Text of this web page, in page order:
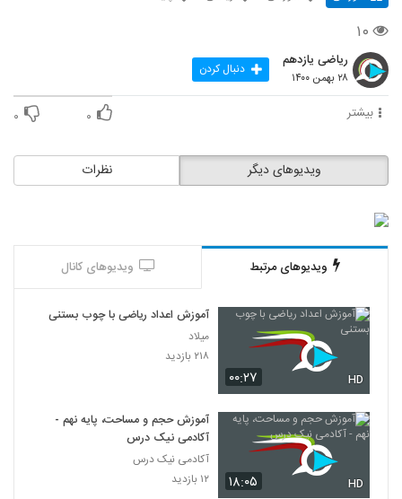
۱۰
ریاضی یازدهم
۲۸ بهمن ۱۴۰۰ دنبال کردن
بیشتر ۰ ۰
نظرات ویدیوهای دیگر
ویدیوهای مرتبط ویدیوهای کانال
۰۰:۲۷ HD
آموزش اعداد ریاضی با چوب بستنی
میلاد
۲۱۸ بازدید
۱۸:۰۵ HD
آموزش حجم و مساحت، پایه نهم -
آکادمی نیک درس
آکادمی نیک درس
۱۲ بازدید